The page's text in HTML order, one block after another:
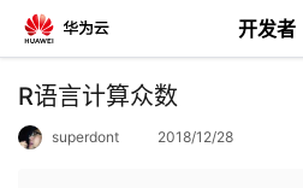
开发者
返
R语言计算众数
superdont 2018/12/28